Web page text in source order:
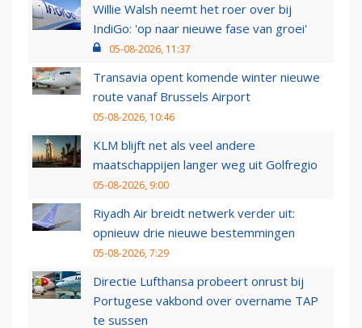
Willie Walsh neemt het roer over bij
IndiGo: 'op naar nieuwe fase van groei'
05-08-2026, 11:37
Transavia opent komende winter nieuwe
route vanaf Brussels Airport
05-08-2026, 10:46
KLM blijft net als veel andere
maatschappijen langer weg uit Golfregio
05-08-2026, 9:00
Riyadh Air breidt netwerk verder uit:
opnieuw drie nieuwe bestemmingen
05-08-2026, 7:29
Directie Lufthansa probeert onrust bij
Portugese vakbond over overname TAP
te sussen